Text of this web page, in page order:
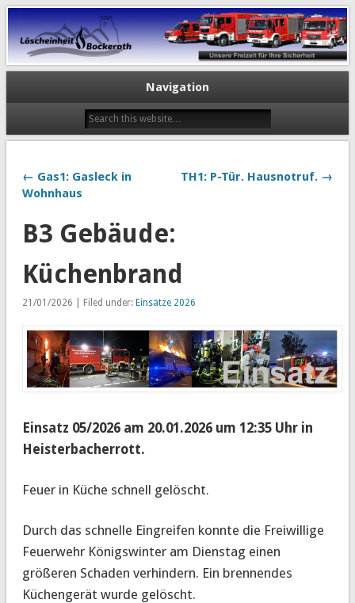
Navigation
← Gas1: Gasleck in
Wohnhaus
TH1: P-Tür. Hausnotruf. →
B3 Gebäude:
Küchenbrand
21/01/2026 | Filed under: Einsätze 2026
Einsatz 05/2026 am 20.01.2026 um 12:35 Uhr in
Heisterbacherrott.
Feuer in Küche schnell gelöscht.
Durch das schnelle Eingreifen konnte die Freiwillige
Feuerwehr Königswinter am Dienstag einen
größeren Schaden verhindern. Ein brennendes
Küchengerät wurde gelöscht.